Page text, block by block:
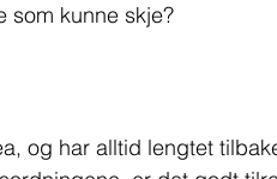
som kunne skje?
og har alltid lengtet